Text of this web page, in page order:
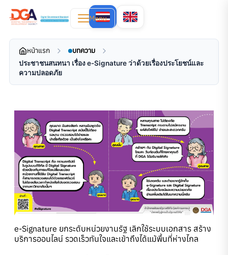
Menu
หน้าแรก บทความ
ประชาชนสนทนา เรื่อง e-Signature ว่าด้วยเรื่องประโยชน์และ
ความปลอดภัย
e-Signature ยกระดับหน่วยงานรัฐ เลิกใช้ระบบเอกสาร สร้าง
บริการออนไลน์ รวดเร็วทันใจและเข้าถึงได้แม้พื้นที่ห่างไกล